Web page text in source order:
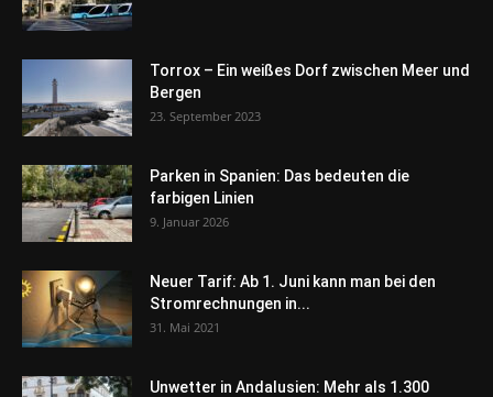
Torrox – Ein weißes Dorf zwischen Meer und
Bergen
23. September 2023
Parken in Spanien: Das bedeuten die
farbigen Linien
9. Januar 2026
Neuer Tarif: Ab 1. Juni kann man bei den
Stromrechnungen in...
31. Mai 2021
Unwetter in Andalusien: Mehr als 1.300